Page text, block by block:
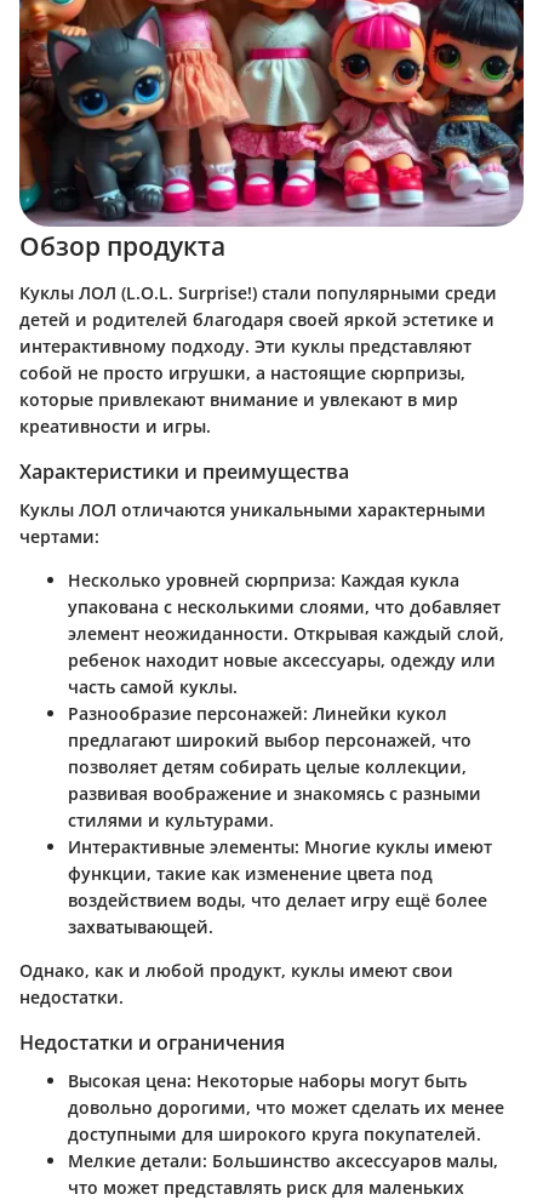
Обзор продукта
Куклы ЛОЛ (L.O.L. Surprise!) стали популярными среди
детей и родителей благодаря своей яркой эстетике и
интерактивному подходу. Эти куклы представляют
собой не просто игрушки, а настоящие сюрпризы,
которые привлекают внимание и увлекают в мир
креативности и игры.
Характеристики и преимущества
Куклы ЛОЛ отличаются уникальными характерными
чертами:
Несколько уровней сюрприза: Каждая кукла
упакована с несколькими слоями, что добавляет
элемент неожиданности. Открывая каждый слой,
ребенок находит новые аксессуары, одежду или
часть самой куклы.
Разнообразие персонажей: Линейки кукол
предлагают широкий выбор персонажей, что
позволяет детям собирать целые коллекции,
развивая воображение и знакомясь с разными
стилями и культурами.
Интерактивные элементы: Многие куклы имеют
функции, такие как изменение цвета под
воздействием воды, что делает игру ещё более
захватывающей.
Однако, как и любой продукт, куклы имеют свои
недостатки.
Недостатки и ограничения
Высокая цена: Некоторые наборы могут быть
довольно дорогими, что может сделать их менее
доступными для широкого круга покупателей.
Мелкие детали: Большинство аксессуаров малы,
что может представлять риск для маленьких